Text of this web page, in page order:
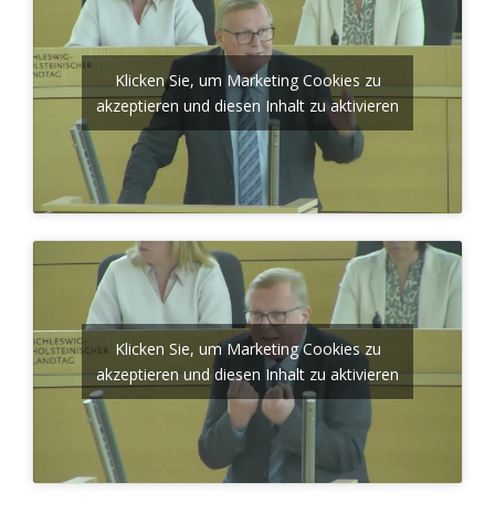
Klicken Sie, um Marketing Cookies zu
akzeptieren und diesen Inhalt zu aktivieren
Klicken Sie, um Marketing Cookies zu
akzeptieren und diesen Inhalt zu aktivieren